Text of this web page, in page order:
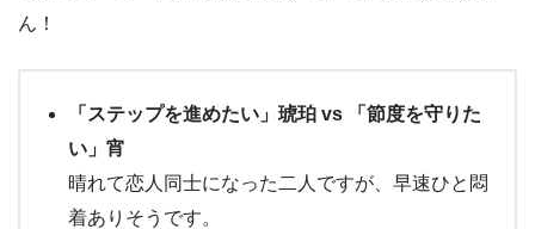
ん！
「ステップを進めたい」琥珀 vs 「節度を守りた
い」宵
晴れて恋人同士になった二人ですが、早速ひと悶
着ありそうです。